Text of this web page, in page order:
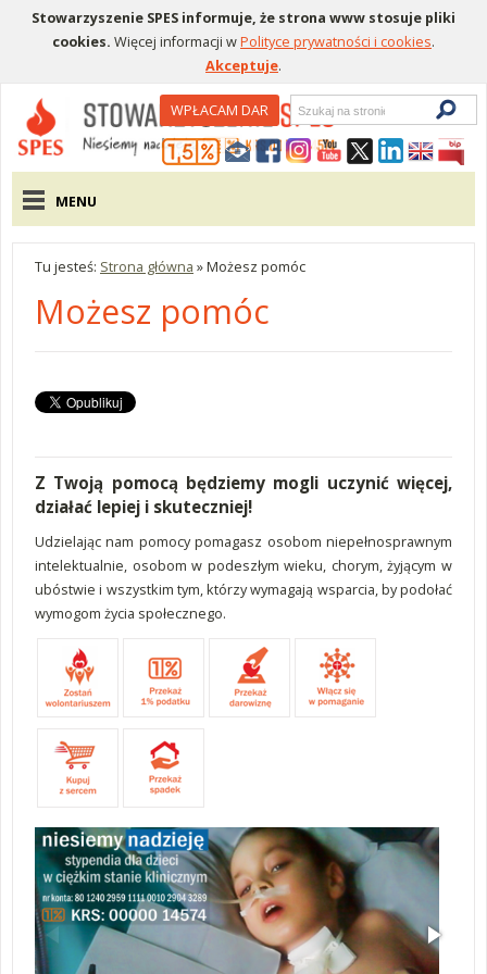
Stowarzyszenie SPES informuje, że strona www stosuje pliki
cookies. Więcej informacji wPolityce prywatności i cookies.
Akceptuje.
Menu pomocniczeWPŁACAM DAR
Wyszukiwarka
Menu główne
MENU
Tu jesteś: Strona główna »Możesz pomóc
Możesz pomóc
Z Twoją pomocą będziemy mogli uczynić więcej,
działać lepiej i skuteczniej!
Udzielając nam pomocy pomagasz osobom niepełnosprawnym
intelektualnie, osobom w podeszłym wieku, chorym, żyjącym w
ubóstwie i wszystkim tym, którzy wymagają wsparcia, by podołać
wymogom życia społecznego.